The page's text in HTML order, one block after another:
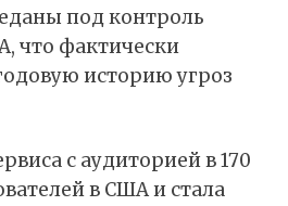
под контроль
что фактически
историю угроз
с аудиторией в 170
в США и стала